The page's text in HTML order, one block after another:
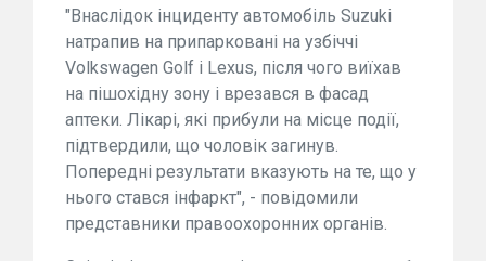
"Внаслідок інциденту автомобіль Suzuki
натрапив на припарковані на узбіччі
Volkswagen Golf і Lexus, після чого виїхав
на пішохідну зону і врезався в фасад
аптеки. Лікарі, які прибули на місце події,
підтвердили, що чоловік загинув.
Попередні результати вказують на те, що у
нього стався інфаркт", - повідомили
представники правоохоронних органів.